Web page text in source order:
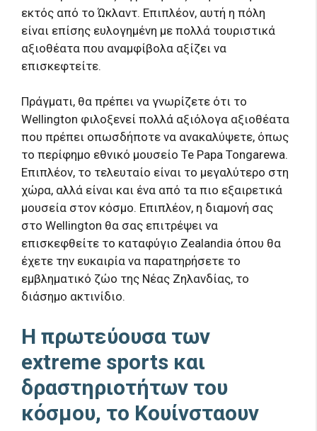
εκτός από το Ώκλαντ. Επιπλέον, αυτή η πόλη
είναι επίσης ευλογημένη με πολλά τουριστικά
αξιοθέατα που αναμφίβολα αξίζει να
επισκεφτείτε.
Πράγματι, θα πρέπει να γνωρίζετε ότι το
Wellington φιλοξενεί πολλά αξιόλογα αξιοθέατα
που πρέπει οπωσδήποτε να ανακαλύψετε, όπως
το περίφημο εθνικό μουσείο Te Papa Tongarewa.
Επιπλέον, το τελευταίο είναι το μεγαλύτερο στη
χώρα, αλλά είναι και ένα από τα πιο εξαιρετικά
μουσεία στον κόσμο. Επιπλέον, η διαμονή σας
στο Wellington θα σας επιτρέψει να
επισκεφθείτε το καταφύγιο Zealandia όπου θα
έχετε την ευκαιρία να παρατηρήσετε το
εμβληματικό ζώο της Νέας Ζηλανδίας, το
διάσημο ακτινίδιο.
Η πρωτεύουσα των
extreme sports και
δραστηριοτήτων του
κόσμου, το Κουίνσταουν